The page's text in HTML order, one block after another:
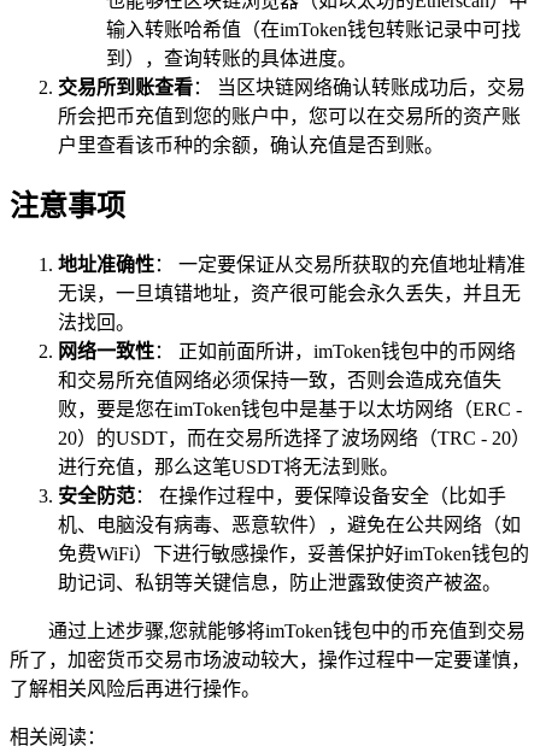
输入转账哈希值（在imToken钱包转账记录中可找
到），查询转账的具体进度。
交易所到账查看： 当区块链网络确认转账成功后，交易
所会把币充值到您的账户中，您可以在交易所的资产账
户里查看该币种的余额，确认充值是否到账。
注意事项
地址准确性： 一定要保证从交易所获取的充值地址精准
无误，一旦填错地址，资产很可能会永久丢失，并且无
法找回。
网络一致性： 正如前面所讲，imToken钱包中的币网络
和交易所充值网络必须保持一致，否则会造成充值失
败，要是您在imToken钱包中是基于以太坊网络（ERC -
20）的USDT，而在交易所选择了波场网络（TRC - 20）
进行充值，那么这笔USDT将无法到账。
安全防范： 在操作过程中，要保障设备安全（比如手
机、电脑没有病毒、恶意软件），避免在公共网络（如
免费WiFi）下进行敏感操作，妥善保护好imToken钱包的
助记词、私钥等关键信息，防止泄露致使资产被盗。
通过上述步骤,您就能够将imToken钱包中的币充值到交易
所了，加密货币交易市场波动较大，操作过程中一定要谨慎，
了解相关风险后再进行操作。
相关阅读：